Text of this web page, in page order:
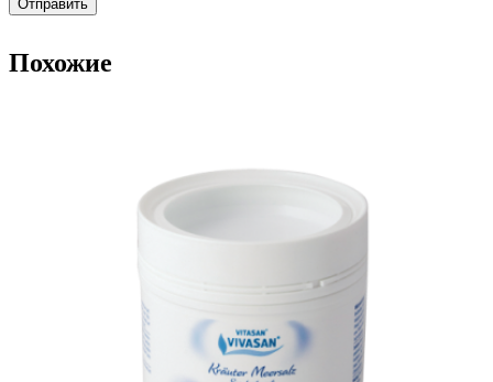
Похожие